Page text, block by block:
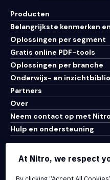
Producten
Belangrijkste kenmerken
Oplossingen per segment
Gratis online PDF-tools
Oplossingen per branche
Onderwijs- en
Partners
Over
Neem contact op met Nitro
Hulp en ondersteuning
Integraties en API-connectiviteit
At Nitro, we respect